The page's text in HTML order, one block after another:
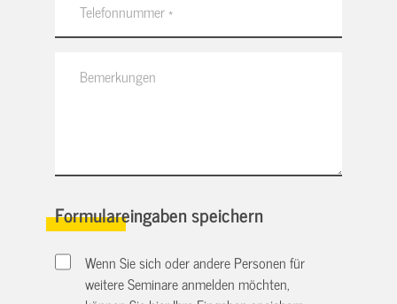
Formulareingaben speichern
Wenn Sie sich oder andere Personen für
weitere Seminare anmelden möchten,